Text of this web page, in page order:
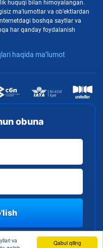
Qabul qiling
va
obuna
huquqi bilan himoyalangan.
ma'lumotlar va ob'ektlardan
boshqa saytlar va
har qanday foydalanish
haqida ma’lumot